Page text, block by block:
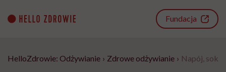
content
Fundacja
HelloZdrowie: Odżywianie › Zdrowe odżywianie › Napój, sok,